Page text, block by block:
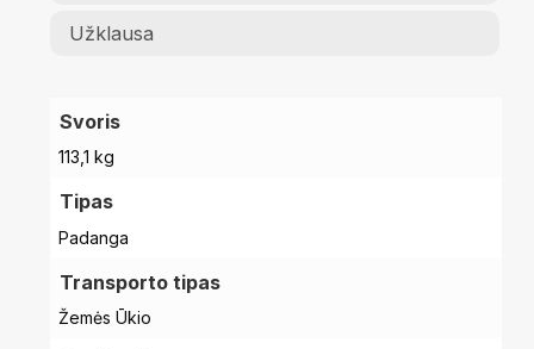
Užklausa
Svoris
113,1 kg
Tipas
Padanga
Transporto tipas
Žemės Ūkio